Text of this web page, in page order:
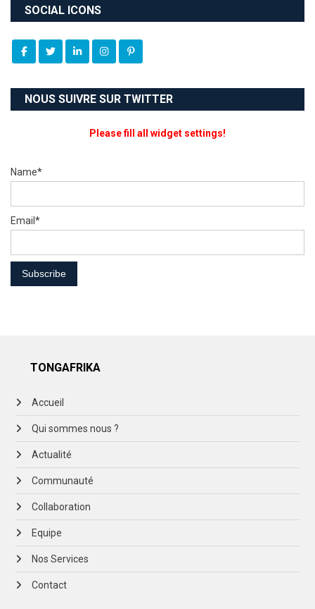
SOCIAL ICONS
NOUS SUIVRE SUR TWITTER
Please fill all widget settings!
Name*
Email*
TONGAFRIKA
Accueil
Qui sommes nous ?
Actualité
Communauté
Collaboration
Equipe
Nos Services
Contact